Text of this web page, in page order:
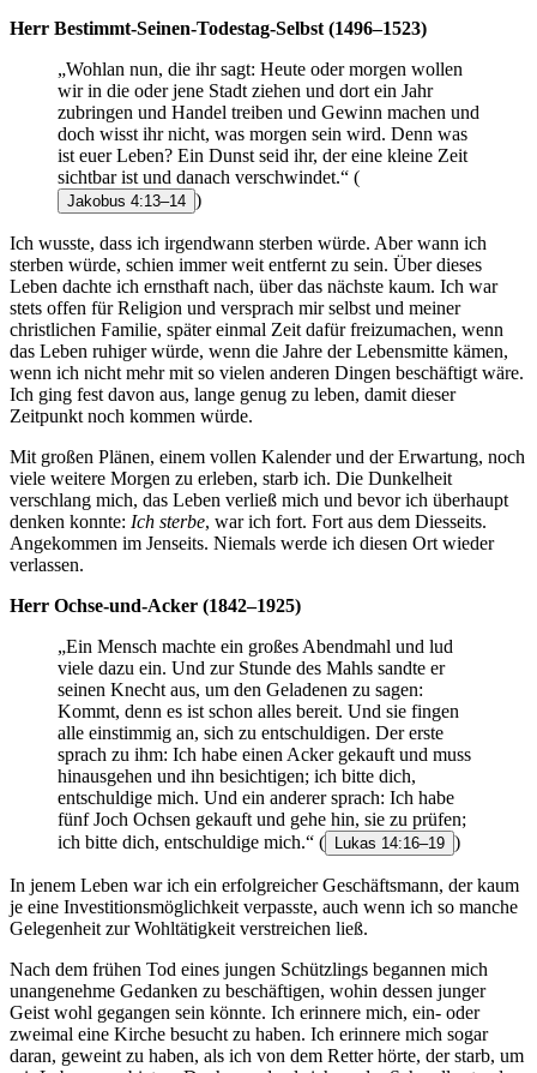
Herr Bestimmt-Seinen-Todestag-Selbst (1496–1523)
„Wohlan nun, die ihr sagt: Heute oder morgen wollen
wir in die oder jene Stadt ziehen und dort ein Jahr
zubringen und Handel treiben und Gewinn machen und
doch wisst ihr nicht, was morgen sein wird. Denn was
ist euer Leben? Ein Dunst seid ihr, der eine kleine Zeit
sichtbar ist und danach verschwindet.“ (
Jakobus 4:13–14 )
Ich wusste, dass ich irgendwann sterben würde. Aber wann ich
sterben würde, schien immer weit entfernt zu sein. Über dieses
Leben dachte ich ernsthaft nach, über das nächste kaum. Ich war
stets offen für Religion und versprach mir selbst und meiner
christlichen Familie, später einmal Zeit dafür freizumachen, wenn
das Leben ruhiger würde, wenn die Jahre der Lebensmitte kämen,
wenn ich nicht mehr mit so vielen anderen Dingen beschäftigt wäre.
Ich ging fest davon aus, lange genug zu leben, damit dieser
Zeitpunkt noch kommen würde.
Mit großen Plänen, einem vollen Kalender und der Erwartung, noch
viele weitere Morgen zu erleben, starb ich. Die Dunkelheit
verschlang mich, das Leben verließ mich und bevor ich überhaupt
denken konnte: Ich sterbe, war ich fort. Fort aus dem Diesseits.
Angekommen im Jenseits. Niemals werde ich diesen Ort wieder
verlassen.
Herr Ochse-und-Acker (1842–1925)
„Ein Mensch machte ein großes Abendmahl und lud
viele dazu ein. Und zur Stunde des Mahls sandte er
seinen Knecht aus, um den Geladenen zu sagen:
Kommt, denn es ist schon alles bereit. Und sie fingen
alle einstimmig an, sich zu entschuldigen. Der erste
sprach zu ihm: Ich habe einen Acker gekauft und muss
hinausgehen und ihn besichtigen; ich bitte dich,
entschuldige mich. Und ein anderer sprach: Ich habe
fünf Joch Ochsen gekauft und gehe hin, sie zu prüfen;
ich bitte dich, entschuldige mich.“ ( Lukas 14:16–19 )
In jenem Leben war ich ein erfolgreicher Geschäftsmann, der kaum
je eine Investitionsmöglichkeit verpasste, auch wenn ich so manche
Gelegenheit zur Wohltätigkeit verstreichen ließ.
Nach dem frühen Tod eines jungen Schützlings begannen mich
unangenehme Gedanken zu beschäftigen, wohin dessen junger
Geist wohl gegangen sein könnte. Ich erinnere mich, ein- oder
zweimal eine Kirche besucht zu haben. Ich erinnere mich sogar
daran, geweint zu haben, als ich von dem Retter hörte, der starb, um